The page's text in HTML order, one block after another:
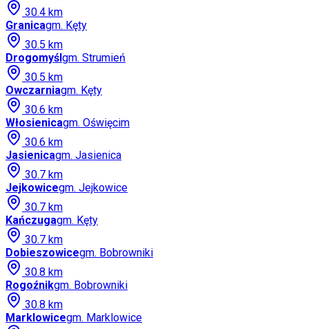
30.4 km
Granicagm. Kęty
30.5 km
Drogomyślgm. Strumień
30.5 km
Owczarniagm. Kęty
30.6 km
Włosienicagm. Oświęcim
30.6 km
Jasienicagm. Jasienica
30.7 km
Jejkowicegm. Jejkowice
30.7 km
Kańczugagm. Kęty
30.7 km
Dobieszowicegm. Bobrowniki
30.8 km
Rogoźnikgm. Bobrowniki
30.8 km
Marklowicegm. Marklowice